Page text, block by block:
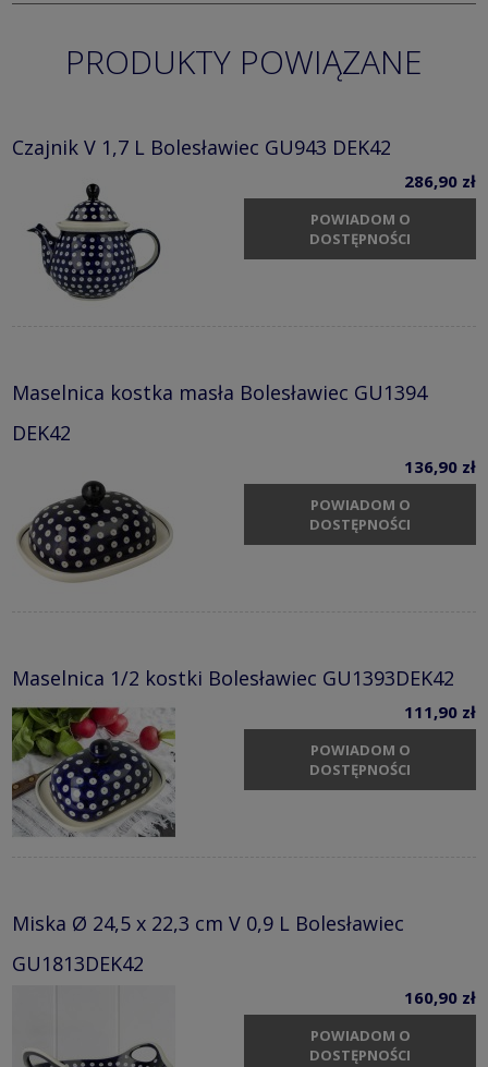
PRODUKTY POWIĄZANE
Czajnik V 1,7 L Bolesławiec GU943 DEK42
286,90 zł
POWIADOM O
DOSTĘPNOŚCI
Maselnica kostka masła Bolesławiec GU1394
DEK42
136,90 zł
POWIADOM O
DOSTĘPNOŚCI
Maselnica 1/2 kostki Bolesławiec GU1393DEK42
111,90 zł
POWIADOM O
DOSTĘPNOŚCI
Miska Ø 24,5 x 22,3 cm V 0,9 L Bolesławiec
GU1813DEK42
160,90 zł
POWIADOM O
DOSTĘPNOŚCI